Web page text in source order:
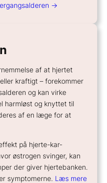
→
af at hjertet
kraftigt – forekommer
og kan virke
harmløst og knyttet til
af en læge for at
på hjerte-kar-
østrogen svinger, kan
der giver hjertebanken.
symptomerne. Læs mere